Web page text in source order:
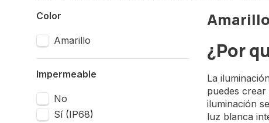
Color
Amarillo
Impermeable
No
Sí (IP68)
Amarillo
¿Por
La
puedes
iluminación
luz blanca